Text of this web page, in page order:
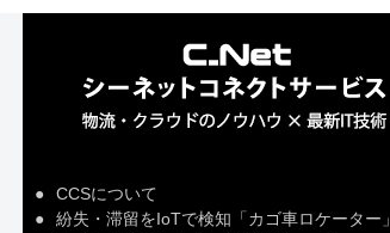
●
CCSについて
●
紛失・滞留をIoTで検知「カゴ車ロケーター」